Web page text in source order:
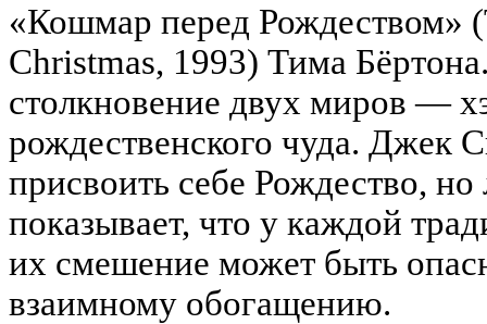
«Кошмар перед Рождеством»
Christmas, 1993) Тима
столкновение двух миров —
рождественского чуда. Джек
присвоить себе Рождество,
показывает, что у каждой
их смешение может быть
взаимному обогащению.